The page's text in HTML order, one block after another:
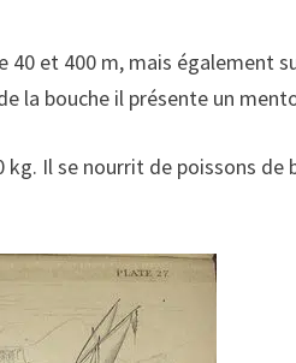
et 400 m, mais également
la bouche il présente un
Il se nourrit de poissons de